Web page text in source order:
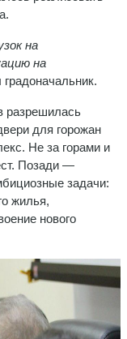
на
на
разрешилась
для горожан
Не за горами и
Позади —
задачи:
жилья,
нового